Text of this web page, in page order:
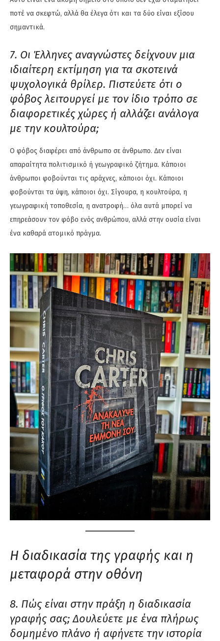
ποτέ να σκεφτώ, αλλά θα έλεγα ότι και τα δύο είναι εξίσου
σημαντικά.
7. Οι Έλληνες αναγνώστες δείχνουν μια
ιδιαίτερη εκτίμηση για τα σκοτεινά
ψυχολογικά θρίλερ. Πιστεύετε ότι ο
φόβος λειτουργεί με τον ίδιο τρόπο σε
διαφορετικές χώρες ή αλλάζει ανάλογα
με την κουλτούρα;
Ο φόβος διαφέρει από άνθρωπο σε άνθρωπο. Δεν είναι
απαραίτητα πολιτισμικό ή γεωγραφικό ζήτημα. Κάποιοι
άνθρωποι φοβούνται τις αράχνες, κάποιοι όχι. Κάποιοι
φοβούνται τα ύψη, κάποιοι όχι. Σίγουρα, η κουλτούρα, η
γεωγραφική τοποθεσία, η ανατροφή… όλα αυτά μπορεί να
επηρεάσουν τον φόβο ενός ανθρώπου, αλλά στην ουσία είναι
ένα καθαρά ατομικό πράγμα.
Η διαδικασία της γραφής και η
μεταφορά στην οθόνη
8. Πώς είναι στην πράξη η διαδικασία
γραφής σας; Δουλεύετε με ένα πλήρως
δομημένο πλάνο ή αφήνετε την ιστορία